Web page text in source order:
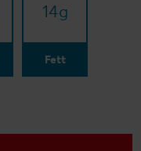
14g
Fett